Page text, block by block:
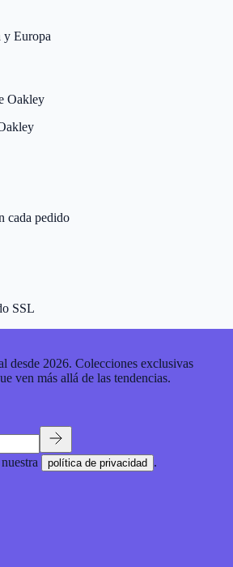
y Europa
Oakley
cada pedido
SSL
desde 2026. Colecciones exclusivas
ven más allá de las tendencias.
política de privacidad .